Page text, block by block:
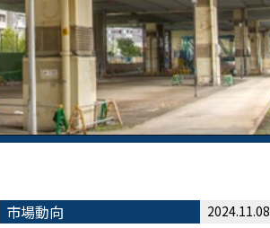
市場動向 2024.11.08